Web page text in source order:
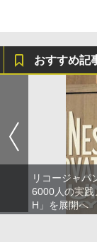
おすすめ記
リコージャパ
6000人の実践
H」を展開へ